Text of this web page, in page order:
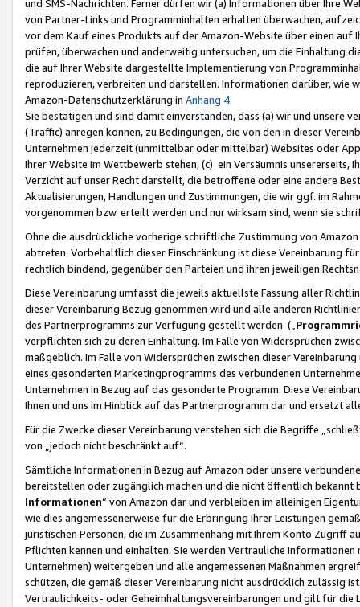
und SMS-Nachrichten. Ferner dürfen wir (a) Informationen über Ihre
von Partner-Links und Programminhalten erhalten überwachen,
vor dem Kauf eines Produkts auf der Amazon-Website über einen
prüfen, überwachen und anderweitig untersuchen, um die Einhaltung
die auf Ihrer Website dargestellte Implementierung von
reproduzieren, verbreiten und darstellen. Informationen darüber, wie
Amazon-Datenschutzerklärung in Anhang 4.
Sie bestätigen und sind damit einverstanden, dass (a) wir und
(Traffic) anregen können, zu Bedingungen, die von den in dieser
Unternehmen jederzeit (unmittelbar oder mittelbar) Websites oder
Ihrer Website im Wettbewerb stehen, (c) ein Versäumnis unsererseits,
Verzicht auf unser Recht darstellt, die betroffene oder eine andere
Aktualisierungen, Handlungen und Zustimmungen, die wir ggf. im
vorgenommen bzw. erteilt werden und nur wirksam sind, wenn sie
Ohne die ausdrückliche vorherige schriftliche Zustimmung von
abtreten. Vorbehaltlich dieser Einschränkung ist diese Vereinbarung
rechtlich bindend, gegenüber den Parteien und ihren jeweiligen
Diese Vereinbarung umfasst die jeweils aktuellste Fassung aller
dieser Vereinbarung Bezug genommen wird und alle anderen
des Partnerprogramms zur Verfügung gestellt werden („
verpflichten sich zu deren Einhaltung. Im Falle von Widersprüchen
maßgeblich. Im Falle von Widersprüchen zwischen dieser
eines gesonderten Marketingprogramms des verbundenen
Unternehmen in Bezug auf das gesonderte Programm. Diese
Ihnen und uns im Hinblick auf das Partnerprogramm dar und ersetzt
Für die Zwecke dieser Vereinbarung verstehen sich die Begriffe
von „jedoch nicht beschränkt auf“.
Sämtliche Informationen in Bezug auf Amazon oder unsere
bereitstellen oder zugänglich machen und die nicht öffentlich
Informationen“ von Amazon dar und verbleiben im alleinigen
wie dies angemessenerweise für die Erbringung Ihrer Leistungen
juristischen Personen, die im Zusammenhang mit Ihrem Konto
Pflichten kennen und einhalten. Sie werden Vertrauliche
Unternehmen) weitergeben und alle angemessenen Maßnahmen
schützen, die gemäß dieser Vereinbarung nicht ausdrücklich zulässig
Vertraulichkeits- oder Geheimhaltungsvereinbarungen und gilt für die